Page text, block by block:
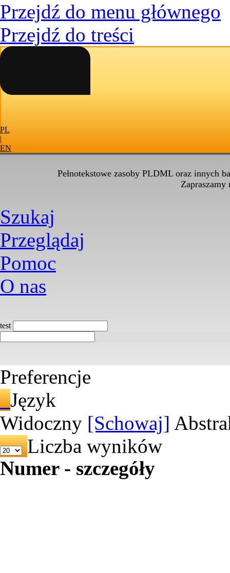
Przejdź do menu głównego
Przejdź do treści
PL
|
EN
Pełnotekstowe zasoby PLDML oraz innych
Zapraszamy
Szukaj
Przeglądaj
Pomoc
O nas
test
Preferencje
Język
Widoczny [Schowaj]
Liczba wyników
Numer - szczegóły